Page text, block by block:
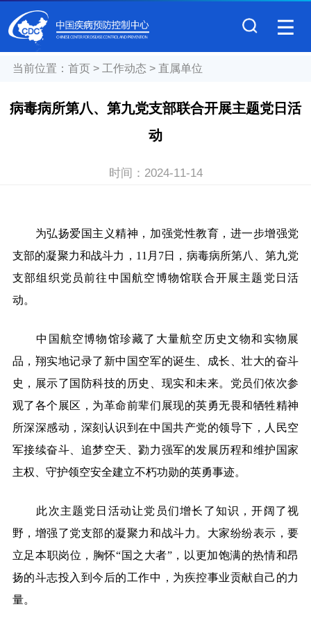
当前位置： 首页> 工作动态 > 直属单位
病毒病所第八、第九党支部联合开展主题党日活
动
时间： 2024-11-14
为弘扬爱国主义精神，加强党性教育，进一步增强党
支部的凝聚力和战斗力，11月7日，病毒病所第八、第九党
支部组织党员前往中国航空博物馆联合开展主题党日活
动。
中国航空博物馆珍藏了大量航空历史文物和实物展
品，翔实地记录了新中国空军的诞生、成长、壮大的奋斗
史，展示了国防科技的历史、现实和未来。党员们依次参
观了各个展区，为革命前辈们展现的英勇无畏和牺牲精神
所深深感动，深刻认识到在中国共产党的领导下，人民空
军接续奋斗、追梦空天、勠力强军的发展历程和维护国家
主权、守护领空安全建立不朽功勋的英勇事迹。
此次主题党日活动让党员们增长了知识，开阔了视
野，增强了党支部的凝聚力和战斗力。大家纷纷表示，要
立足本职岗位，胸怀“国之大者”，以更加饱满的热情和昂
扬的斗志投入到今后的工作中，为疾控事业贡献自己的力
量。